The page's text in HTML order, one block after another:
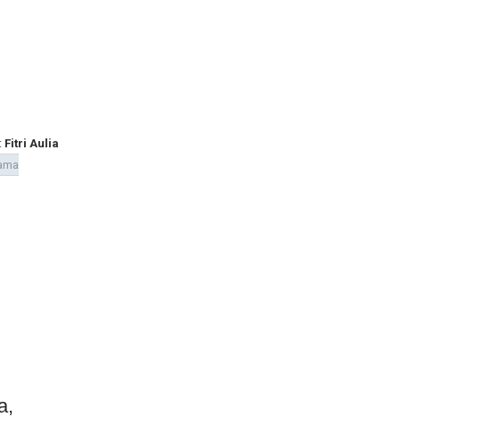
Fitri Aulia